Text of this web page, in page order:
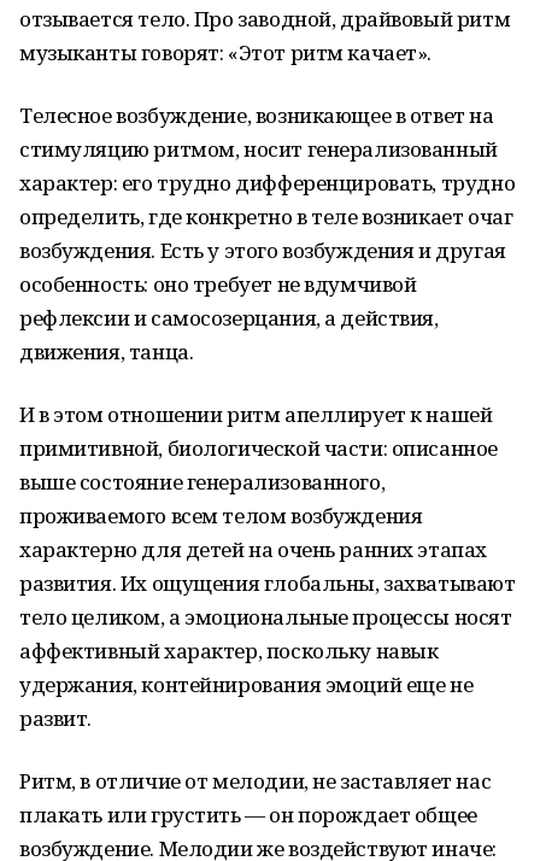
отзывается тело. Про заводной, драйвовый ритм
музыканты говорят: «Этот ритм качает».
Телесное возбуждение, возникающее в ответ на
стимуляцию ритмом, носит генерализованный
характер: его трудно дифференцировать, трудно
определить, где конкретно в теле возникает очаг
возбуждения. Есть у этого возбуждения и другая
особенность: оно требует не вдумчивой
рефлексии и самосозерцания, а действия,
движения, танца.
И в этом отношении ритм апеллирует к нашей
примитивной, биологической части: описанное
выше состояние генерализованного,
проживаемого всем телом возбуждения
характерно для детей на очень ранних этапах
развития. Их ощущения глобальны, захватывают
тело целиком, а эмоциональные процессы носят
аффективный характер, поскольку навык
удержания, контейнирования эмоций еще не
развит.
Ритм, в отличие от мелодии, не заставляет нас
плакать или грустить — он порождает общее
возбуждение. Мелодии же воздействуют иначе: